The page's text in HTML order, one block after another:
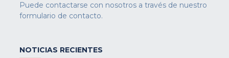
Puede contactarse con nosotros a través de nuestro
formulario de contacto.
NOTICIAS RECIENTES